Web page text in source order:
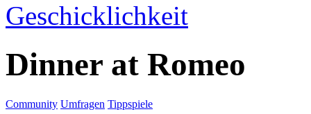
Geschicklichkeit
Dinner at Romeo
Community Umfragen Tippspiele